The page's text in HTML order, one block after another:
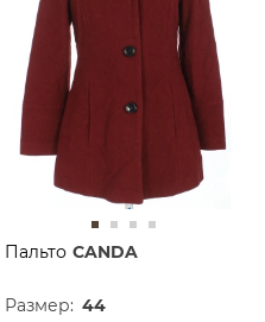
Пальто CANDA
Размер: 44